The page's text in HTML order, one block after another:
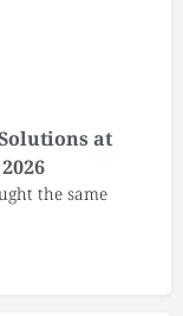
at
the same